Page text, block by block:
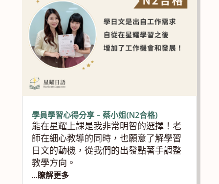
學員學習心得分享 – 蔡小姐(N2合格)
能在星耀上課是我非常明智的選擇！老
師在細心教導的同時，也願意了解學習
日文的動機，從我們的出發點著手調整
教學方向。
...瞭解更多